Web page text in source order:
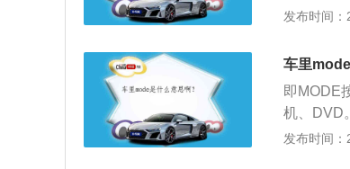
mode键
果mode
音机、
果mode
发布时间
车里
即MODE
机、DVD
在中控面
发布时间